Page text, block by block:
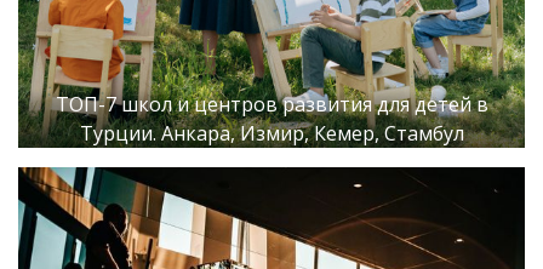
ТОП-7 школ и центров развития для детей в
Турции. Анкара, Измир, Кемер, Стамбул